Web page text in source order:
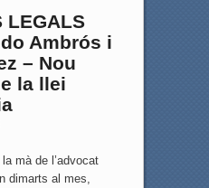
LEGALS
Ambrós i
– Nou
la llei
mà de l’advocat
dimarts al mes,